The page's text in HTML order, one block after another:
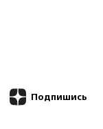
Подпишись